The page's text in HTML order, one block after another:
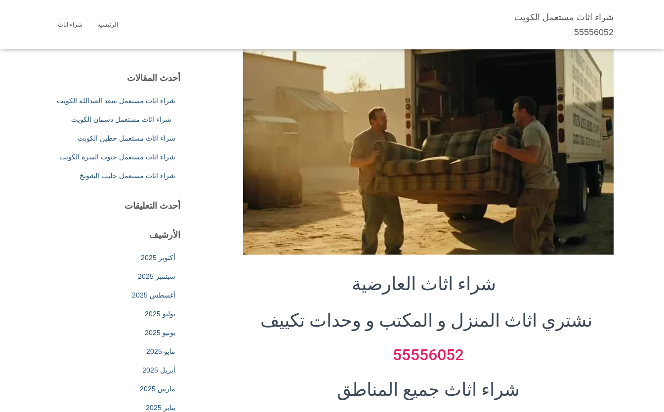
شراء اثاث مستعمل الكويت
55556052
الرئيسية شراء اثاث شراء اثاث مستعمل العارضية
شراء اثاث العارضية
نشتري اثاث المنزل و المكتب و وحدات تكييف
55556052
شراء اثاث جميع المناطق
ب
ثأحدث المقالات
شراء اثاث مستعمل سعد العبدالله الكويت
شراء اثاث مستعمل دسمان الكويت
شراء اثاث مستعمل حطين الكويت
شراء اثاث مستعمل جنوب السرة الكويت
شراء اثاث مستعمل جليب الشويخ
أحدث التعليقات
الأرشيف
أكتوبر 2025
سبتمبر 2025
أغسطس 2025
يوليو 2025
يونيو 2025
مايو 2025
أبريل 2025
مارس 2025
يناير 2025